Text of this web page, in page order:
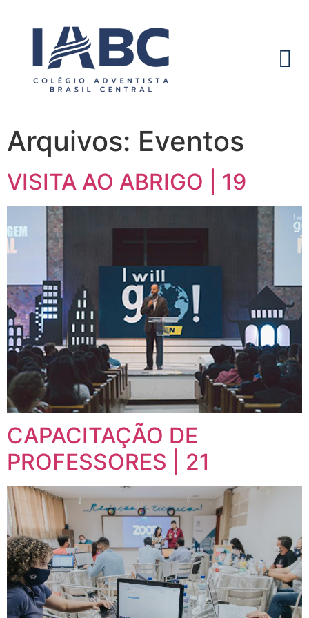
Arquivos: Eventos
VISITA AO ABRIGO | 19
CAPACITAÇÃO DE
PROFESSORES | 21